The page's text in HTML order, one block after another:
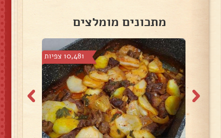
מתכונים מומלצים
10,481 צפיות